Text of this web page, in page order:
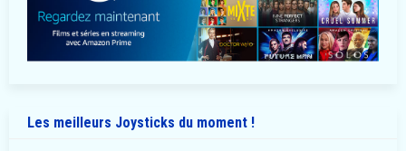
Les meilleurs Joysticks du moment !